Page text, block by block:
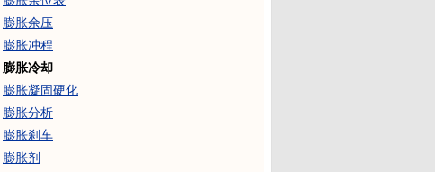
膨胀余压
膨胀冲程
膨胀冷却
膨胀凝固硬化
膨胀分析
膨胀刹车
膨胀剂